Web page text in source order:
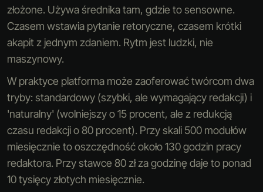
złożone. Używa średnika tam, gdzie to sensowne.
Czasem wstawia pytanie retoryczne, czasem krótki
akapit z jednym zdaniem. Rytm jest ludzki, nie
maszynowy.
W praktyce platforma może zaoferować twórcom dwa
tryby: standardowy (szybki, ale wymagający redakcji) i
'naturalny' (wolniejszy o 15 procent, ale z redukcją
czasu redakcji o 80 procent). Przy skali 500 modułów
miesięcznie to oszczędność około 130 godzin pracy
redaktora. Przy stawce 80 zł za godzinę daje to ponad
10 tysięcy złotych miesięcznie.